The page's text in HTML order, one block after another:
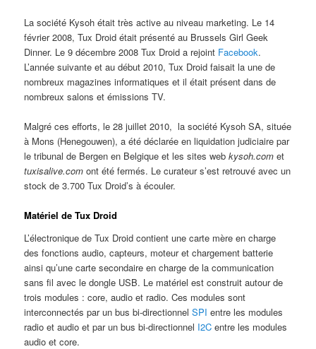
La société Kysoh était très active au niveau marketing. Le 14
février 2008, Tux Droid était présenté au Brussels Girl Geek
Dinner. Le 9 décembre 2008 Tux Droid a rejoint Facebook.
L’année suivante et au début 2010, Tux Droid faisait la une de
nombreux magazines informatiques et il était présent dans de
nombreux salons et émissions TV.
Malgré ces efforts, le 28 juillet 2010, la société Kysoh SA, située
à Mons (Henegouwen), a été déclarée en liquidation judiciaire par
le tribunal de Bergen en Belgique et les sites webkysoh.com et
tuxisalive.com ont été fermés. Le curateur s’est retrouvé avec un
stock de 3.700 Tux Droid’s à écouler.
Matériel de Tux Droid
L’électronique de Tux Droid contient une carte mère en charge
des fonctions audio, capteurs, moteur et chargement batterie
ainsi qu’une carte secondaire en charge de la communication
sans fil avec le dongle USB. Le matériel est construit autour de
trois modules : core, audio et radio. Ces modules sont
interconnectés par un bus bi-directionnelSPI entre les modules
radio et audio et par un bus bi-directionnel I2C entre les modules
audio et core.